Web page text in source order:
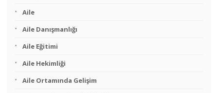
Aile
Aile Danışmanlığı
Aile Eğitimi
Aile Hekimliği
Aile Ortamında Gelişim